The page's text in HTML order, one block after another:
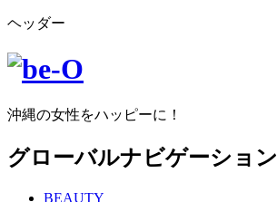
ヘッダー
沖縄の女性をハッピーに！
グローバルナビゲーション
BEAUTY